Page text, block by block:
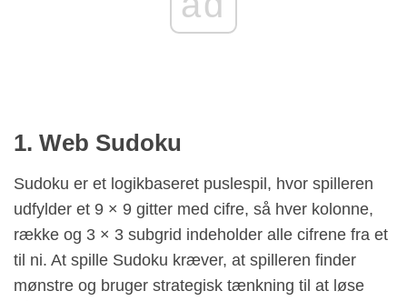
1. Web Sudoku
Sudoku er et logikbaseret puslespil, hvor spilleren
udfylder et 9 × 9 gitter med cifre, så hver kolonne,
række og 3 × 3 subgrid indeholder alle cifrene fra et
til ni. At spille Sudoku kræver, at spilleren finder
mønstre og bruger strategisk tænkning til at løse